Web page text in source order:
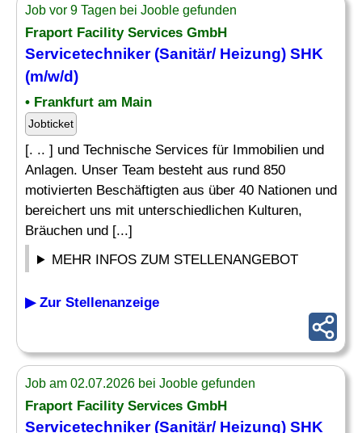
Job vor 9 Tagen bei Jooble gefunden
Fraport Facility Services GmbH
Servicetechniker(Sanitär/ Heizung) SHK
(m/w/d)
• Frankfurt am Main
Jobticket
[. .. ] und Technische Services für Immobilien und
Anlagen. Unser Team besteht aus rund 850
motivierten Beschäftigten aus über 40 Nationen und
bereichert uns mit unterschiedlichen Kulturen,
Bräuchen und [...]
MEHR INFOS ZUM STELLENANGEBOT
▶ Zur Stellenanzeige
Job am 02.07.2026 bei Jooble gefunden
Fraport Facility Services GmbH
Servicetechniker(Sanitär/ Heizung) SHK